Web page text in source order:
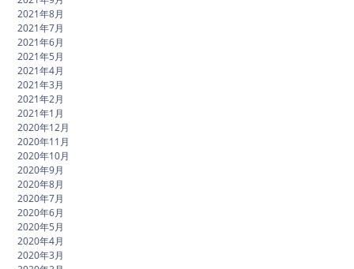
2021年8月
2021年7月
2021年6月
2021年5月
2021年4月
2021年3月
2021年2月
2021年1月
2020年12月
2020年11月
2020年10月
2020年9月
2020年8月
2020年7月
2020年6月
2020年5月
2020年4月
2020年3月